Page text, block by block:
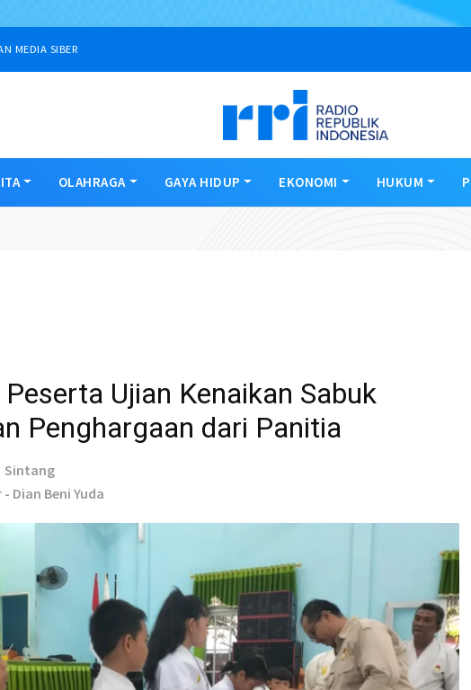
MEDIA SIBER
OLAHRAGA GAYA HIDUP EKONOMI HUKUM
Ujian Kenaikan Sabuk
Penghargaan dari Panitia
Sintang
Dian Beni Yuda